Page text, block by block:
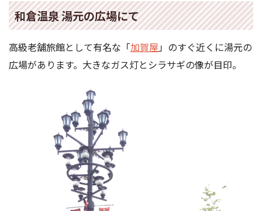
和倉温泉 湯元の広場にて
高級老舗旅館として有名な「加賀屋 」のすぐ近くに湯元の
広場があります。大きなガス灯とシラサギの像が目印。